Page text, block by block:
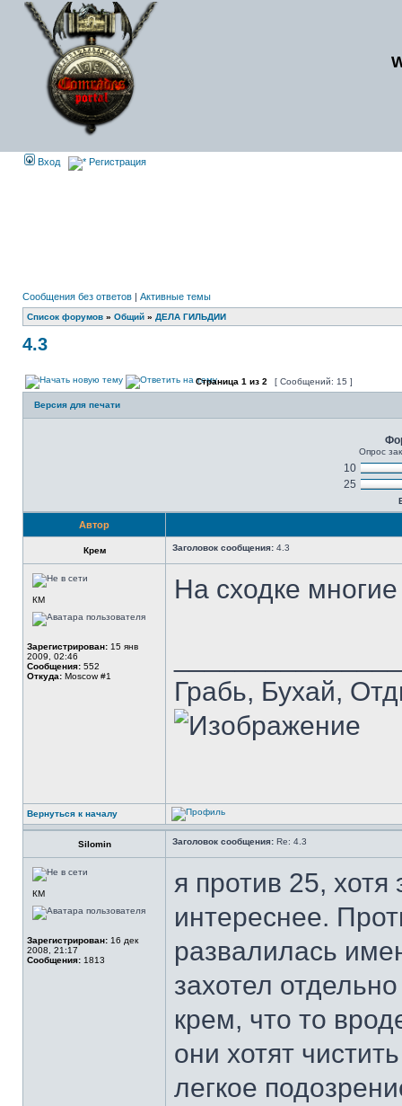
Вход Регистрация
Сообщения без ответов | Активные темы
Список форумов » Общий » ДЕЛА ГИЛЬДИИ
4.3
Страница 1 из 2 [ Сообщений: 15 ]
Версия для печати
Опрос
10
25
Автор
Крем Заголовок сообщения: 4.3
КМ
Зарегистрирован: 15 янв
2009, 02:46
Сообщения: 552
Откуда: Moscow #1
На сходке
Грабь, Бухай,
Вернуться к началу
Silomin Заголовок сообщения: Re: 4.3
КМ
Зарегистрирован: 16 дек
2008, 21:17
Сообщения: 1813
я против 25,
интереснее.
развалилась
захотел
крем, что то
они хотят
легкое